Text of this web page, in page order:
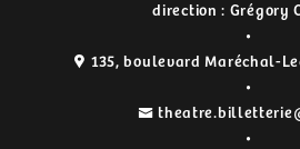
direction : Grégory
135, boulevard Maréchal-